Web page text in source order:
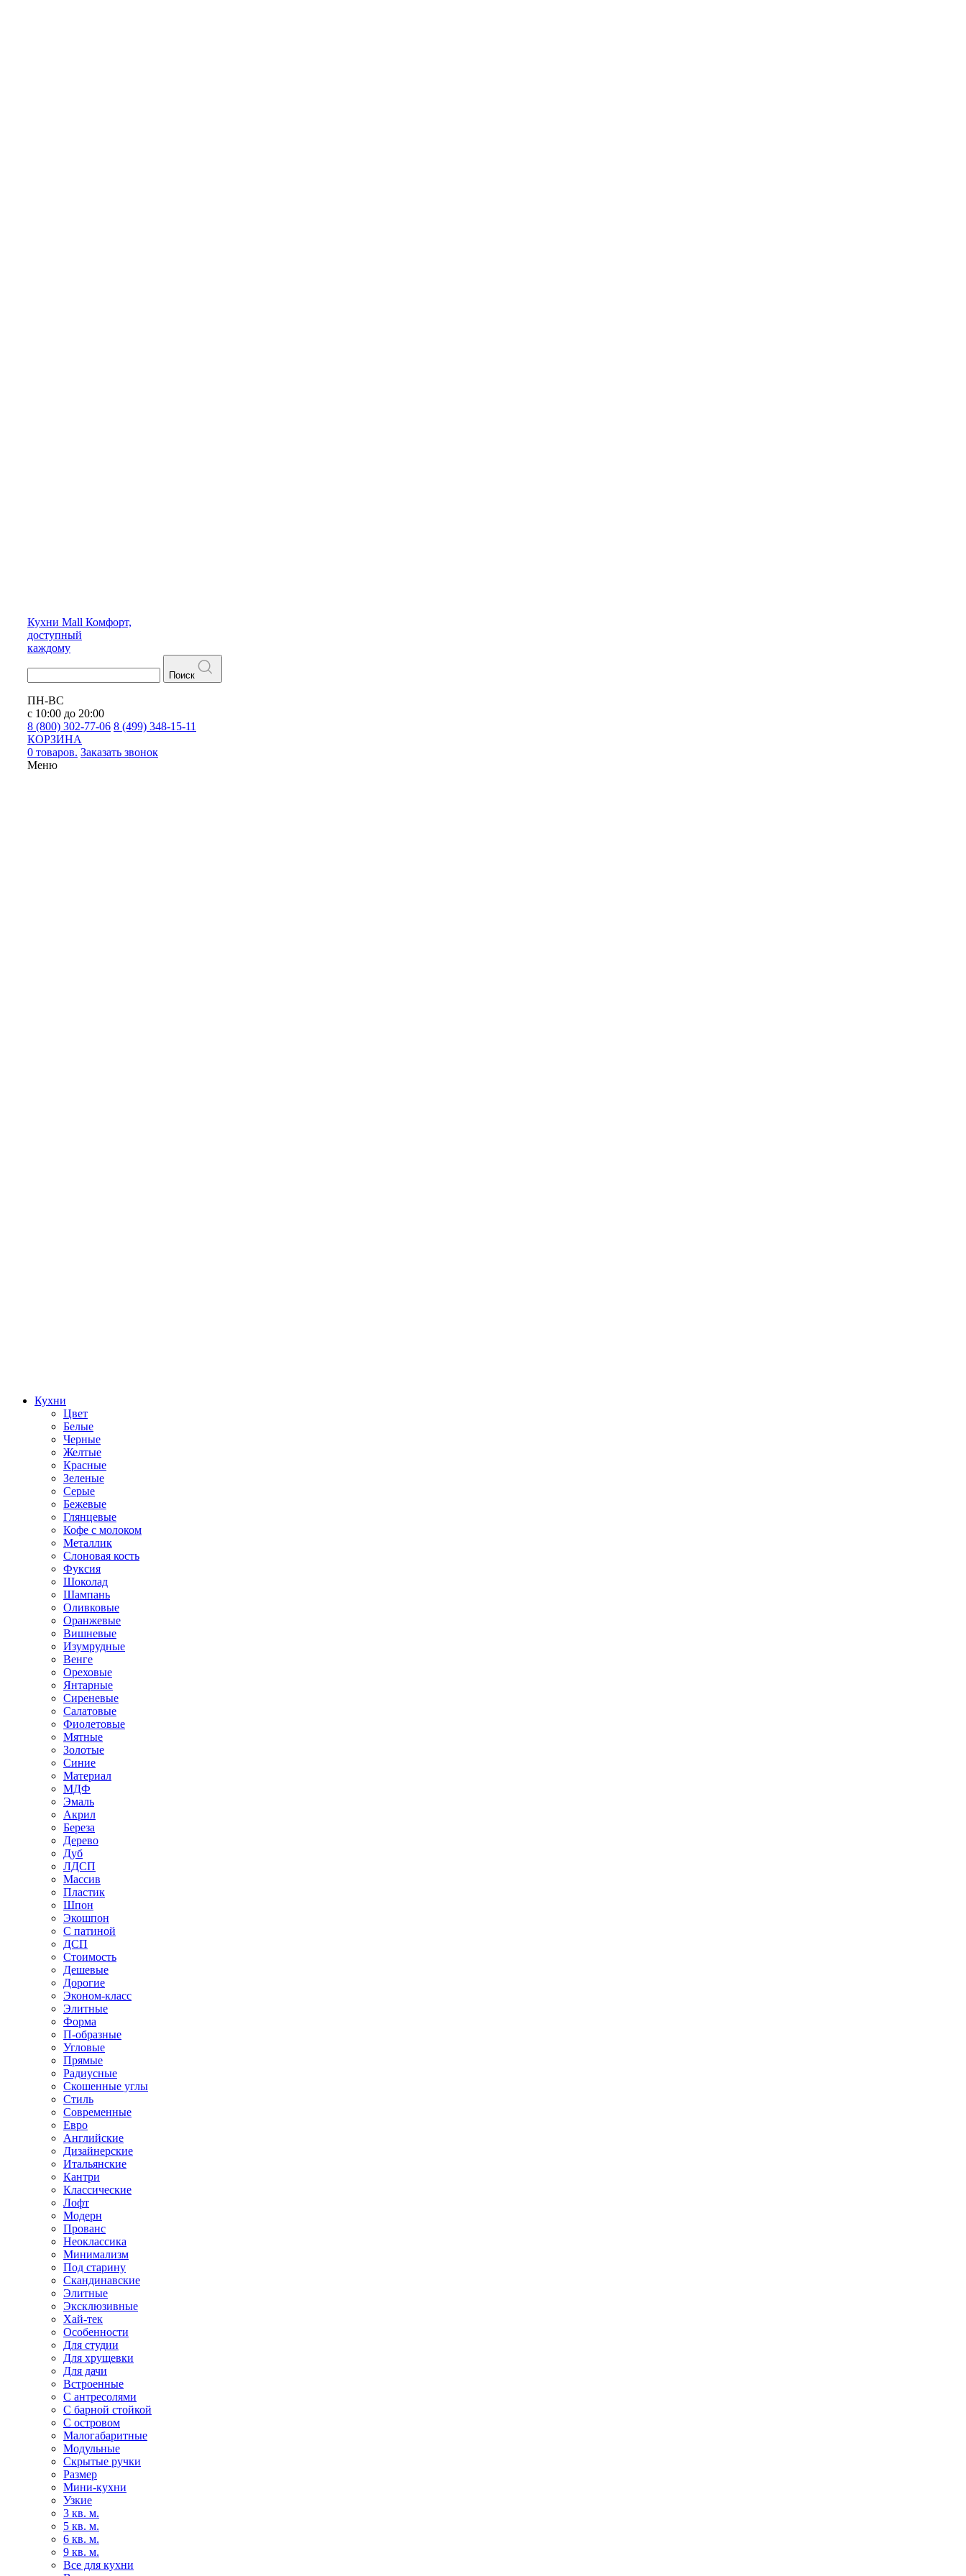
Кухни Mall Комфорт,
доступный
каждому
Поиск
ПН-ВС
с 10:00 до 20:00
8 (800) 302-77-06 8 (499) 348-15-11
КОРЗИНА
0 товаров. Заказать звонок
Меню
Кухни
Цвет
Белые
Черные
Желтые
Красные
Зеленые
Серые
Бежевые
Глянцевые
Кофе с молоком
Металлик
Слоновая кость
Фуксия
Шоколад
Шампань
Оливковые
Оранжевые
Вишневые
Изумрудные
Венге
Ореховые
Янтарные
Сиреневые
Салатовые
Фиолетовые
Мятные
Золотые
Синие
Материал
МДФ
Эмаль
Акрил
Береза
Дерево
Дуб
ЛДСП
Массив
Пластик
Шпон
Экошпон
С патиной
ДСП
Стоимость
Дешевые
Дорогие
Эконом-класс
Элитные
Форма
П-образные
Угловые
Прямые
Радиусные
Скошенные углы
Стиль
Современные
Евро
Английские
Дизайнерские
Итальянские
Кантри
Классические
Лофт
Модерн
Прованс
Неоклассика
Минимализм
Под старину
Скандинавские
Элитные
Эксклюзивные
Хай-тек
Особенности
Для студии
Для хрущевки
Для дачи
Встроенные
С антресолями
С барной стойкой
С островом
Малогабаритные
Модульные
Скрытые ручки
Размер
Мини-кухни
Узкие
3 кв. м.
5 кв. м.
6 кв. м.
9 кв. м.
Все для кухни